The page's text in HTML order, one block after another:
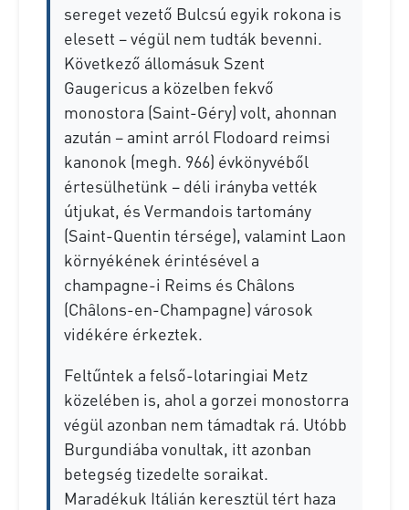
sereget vezető Bulcsú egyik rokona is
elesett – végül nem tudták bevenni.
Következő állomásuk Szent
Gaugericus a közelben fekvő
monostora (Saint-Géry) volt, ahonnan
azután – amint arról Flodoard reimsi
kanonok (megh. 966) évkönyvéből
értesülhetünk – déli irányba vették
útjukat, és Vermandois tartomány
(Saint-Quentin térsége), valamint Laon
környékének érintésével a
champagne-i Reims és Châlons
(Châlons-en-Champagne) városok
vidékére érkeztek.
Feltűntek a felső-lotaringiai Metz
közelében is, ahol a gorzei monostorra
végül azonban nem támadtak rá. Utóbb
Burgundiába vonultak, itt azonban
betegség tizedelte soraikat.
Maradékuk Itálián keresztül tért haza